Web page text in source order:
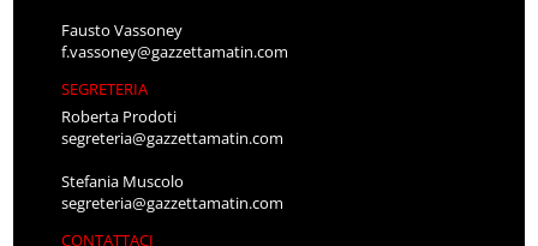
Fausto Vassoney
f.vassoney@gazzettamatin.com
SEGRETERIA
Roberta Prodoti
segreteria@gazzettamatin.com
Stefania Muscolo
segreteria@gazzettamatin.com
CONTATTACI